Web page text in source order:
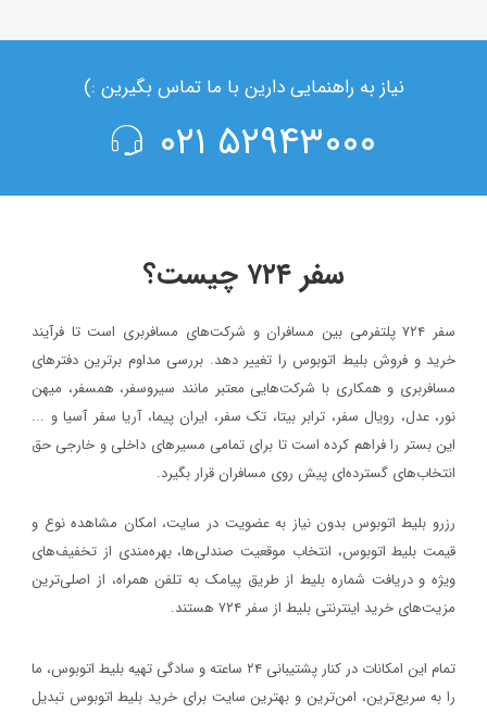
نیاز به راهنمایی دارین با ما تماس بگیرین :)
۵۲۹۴۳۰۰۰ ۰۲۱
سفر ۷۲۴ چیست؟
سفر ۷۲۴ پلتفرمی بین مسافران و شرکت‌های مسافربری است تا فرآیند
خرید و فروش بلیط اتوبوس را تغییر دهد. بررسی مداوم برترین دفترهای
مسافربری و همکاری با شرکت‌هایی معتبر مانند سیروسفر، همسفر، میهن‌
نور، عدل، رویال سفر، ترابر بیتا، تک سفر، ایران پیما، آریا سفر آسیا و ...
این بستر را فراهم کرده است تا برای تمامی مسیرهای داخلی و خارجی حق
انتخاب‌های گسترده‌ای پیش روی مسافران قرار بگیرد.
رزرو بلیط اتوبوس بدون نیاز به عضویت در سایت، امکان مشاهده نوع و
قیمت بلیط اتوبوس، انتخاب موقعیت صندلی‌ها، بهره‌مندی از تخفیف‌های
ویژه و دریافت شماره‌ بلیط از طریق پیامک به تلفن همراه، از اصلی‌ترین
مزیت‌های خرید اینترنتی بلیط از سفر ۷۲۴ هستند.
تمام این امکانات در کنار پشتیبانی‌ ۲۴ ساعته و سادگی تهیه بلیط اتوبوس، ما
را به سریع‌ترین، امن‌ترین و بهترین سایت برای خرید بلیط اتوبوس تبدیل